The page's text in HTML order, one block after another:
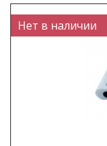
Нет в наличии